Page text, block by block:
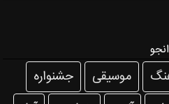
موسیقی
جشنواره